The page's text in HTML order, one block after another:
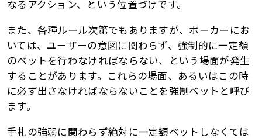
なるアクション、という位置づけです。
また、各種ルール次第でもありますが、ポーカーにお
いては、ユーザーの意図に関わらず、強制的に一定額
のベットを行わなければならない、という場面が発生
することがあります。これらの場面、あるいはこの時
に必ず出さなければならないことを強制ベットと呼び
ます。
手札の強弱に関わらず絶対に一定額ベットしなくては